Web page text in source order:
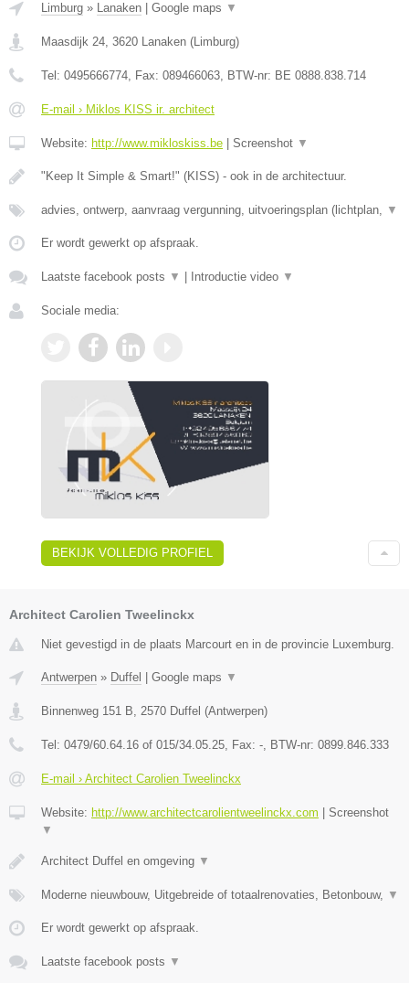
Limburg » Lanaken Google maps ▼
Maasdijk 24, 3620 Lanaken (Limburg)
Tel: 0495666774, Fax: 089466063, BTW-nr: BE 0888.838.714
E-mail › Miklos KISS ir. architect
Website: http://www.mikloskiss.be Screenshot ▼
"Keep It Simple & Smart!" (KISS) - ook in de architectuur.
advies, ontwerp, aanvraag vergunning, uitvoeringsplan (lichtplan, ▼
Er wordt gewerkt op afspraak.
Laatste facebook posts ▼ Introductie video ▼
Sociale media:
BEKIJK VOLLEDIG PROFIEL
Architect Carolien Tweelinckx
Niet gevestigd in de plaats Marcourt en in de provincie Luxemburg.
Antwerpen » Duffel Google maps ▼
Binnenweg 151 B 2570 Duffel (Antwerpen)
Tel: 0479/60.64.16 of 015/34.05.25 , Fax: - , BTW-nr: 0899.846.333
E-mail › Architect Carolien Tweelinckx
Website: http://www.architectcarolientweelinckx.com
Screenshot
▼
Architect Duffel en omgeving ▼
Moderne nieuwbouw, Uitgebreide of totaalrenovaties, Betonbouw, ▼
Er wordt gewerkt op afspraak.
Laatste facebook posts ▼